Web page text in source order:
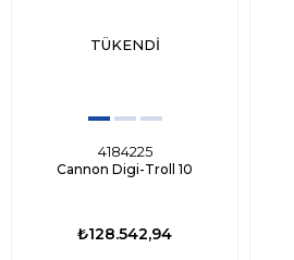
TÜKENDI
4184225
Cannon Digi-Troll 10
₺128.542,94